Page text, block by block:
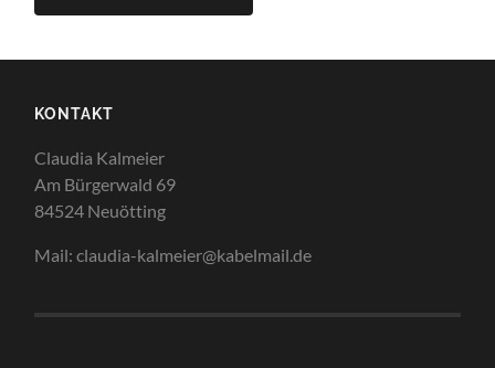
KONTAKT
Claudia Kalmeier
Am Bürgerwald 69
84524 Neuötting
Mail: claudia-kalmeier@kabelmail.de